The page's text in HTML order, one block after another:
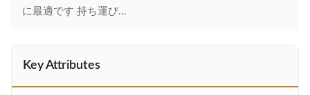
に最適です 持ち運び...
Key Attributes